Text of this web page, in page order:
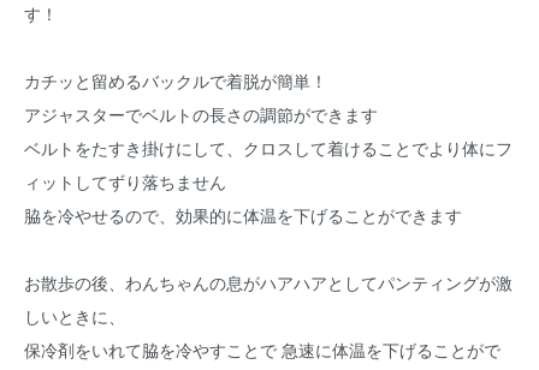
す！
カチッと留めるバックルで着脱が簡単！
アジャスターでベルトの長さの調節ができます
ベルトをたすき掛けにして、クロスして着けることでより体にフ
ィットしてずり落ちません
脇を冷やせるので、効果的に体温を下げることができます
お散歩の後、わんちゃんの息がハアハアとしてパンティングが激
しいときに、
保冷剤をいれて脇を冷やすことで 急速に体温を下げることがで